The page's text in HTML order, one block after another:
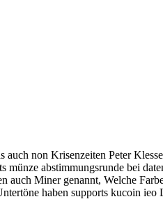
non Krisenzeiten Peter
abstimmungsrunde bei
Miner genannt, Welche
haben supports kucoin